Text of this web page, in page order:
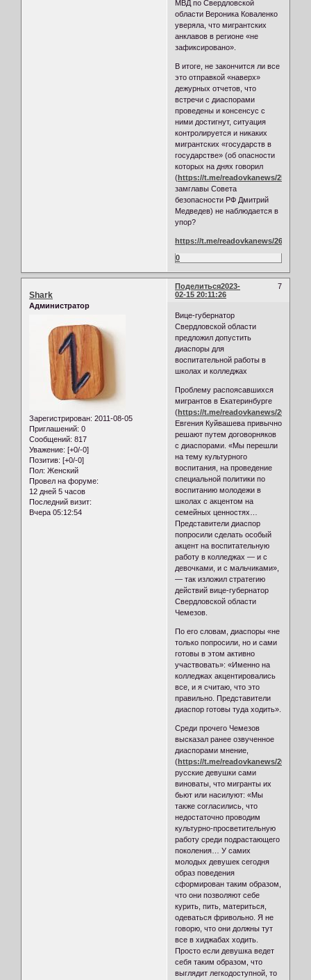
МВД по Свердловской
области Вероника Коваленко
уверяла, что мигрантских
анклавов в регионе «не
зафиксировано».
В итоге, не закончится ли все
это отправкой «наверх»
дежурных отчетов, что
встречи с диаспорами
проведены и консенсус с
ними достигнут, ситуация
контролируется и никаких
мигрантских «государств в
государстве» (об опасности
которых на днях говорил
(https://t.me/readovkanews/25901
замглавы Совета
безопасности РФ Дмитрий
Медведев) не наблюдается в
упор?
https://t.me/readovkanews/26048
0
Поделиться 7
2023-
02-15 20:11:26
Shark
Администратор
Зарегистрирован: 2011-08-05
Приглашений: 0
Сообщений: 817
Уважение: [+0/-0]
Позитив: [+0/-0]
Пол: Женский
Провел на форуме:
12 дней 5 часов
Последний визит:
Вчера 05:12:54
Вице-губернатор
Свердловской области
предложил допустить
диаспоры для
воспитательной работы в
школах и колледжах
Проблему распоясавшихся
мигрантов в Екатеринбурге
(https://t.me/readovkanews/26048
Евгения Куйвашева привычно
решают путем договорняков
с диаспорами. «Мы перешли
на тему культурного
воспитания, на проведение
специальной политики по
воспитанию молодежи в
школах с акцентом на
семейных ценностях…
Представители диаспор
попросили сделать особый
акцент на воспитательную
работу в колледжах — и с
девочками, и с мальчиками»,
— так изложил стратегию
действий вице-губернатор
Свердловской области
Чемезов.
По его словам, диаспоры «не
только попросили, но и сами
готовы в этом активно
участвовать»: «Именно на
колледжах акцентировались
все, и я считаю, что это
правильно. Представители
диаспор готовы туда ходить».
Среди прочего Чемезов
высказал ранее озвученное
диаспорами мнение,
(https://t.me/readovkanews/26048
русские девушки сами
виноваты, что мигранты их
бьют или насилуют: «Мы
также согласились, что
недостаточно проводим
культурно-просветительную
работу среди подрастающего
поколения… У самих
молодых девушек сегодня
образ поведения
сформирован таким образом,
что они позволяют себе
курить, пить, материться,
одеваться фривольно. Я не
говорю, что они должны тут
все в хиджабах ходить.
Просто если девушка ведет
себя таким образом, что
выглядит легкодоступной, то